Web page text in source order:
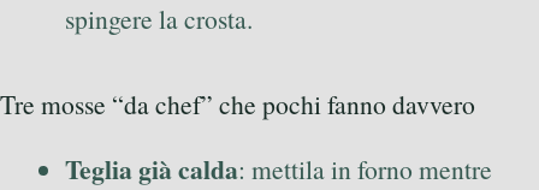
spingere la crosta.
Tre mosse “da chef” che pochi fanno davvero
Teglia già calda: mettila in forno mentre